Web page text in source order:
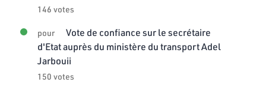
146 votes
pour
Vote de confiance sur le secrétaire
d'Etat auprès du ministère du transport Adel
Jarbouii
150 votes